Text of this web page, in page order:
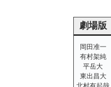
劇場版
岡田准一
有村架純
平岳大
東出昌大